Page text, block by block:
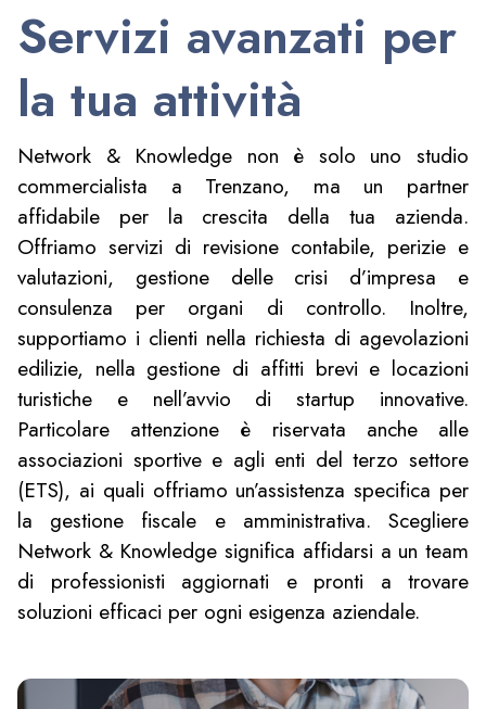
Servizi avanzati per
la tua attività
Network & Knowledge non è solo uno studio
commercialista a Trenzano, ma un partner
affidabile per la crescita della tua azienda.
Offriamo servizi di revisione contabile, perizie e
valutazioni, gestione delle crisi d’impresa e
consulenza per organi di controllo. Inoltre,
supportiamo i clienti nella richiesta di agevolazioni
edilizie, nella gestione di affitti brevi e locazioni
turistiche e nell’avvio di startup innovative.
Particolare attenzione è riservata anche alle
associazioni sportive e agli enti del terzo settore
(ETS), ai quali offriamo un’assistenza specifica per
la gestione fiscale e amministrativa. Scegliere
Network & Knowledge significa affidarsi a un team
di professionisti aggiornati e pronti a trovare
soluzioni efficaci per ogni esigenza aziendale.